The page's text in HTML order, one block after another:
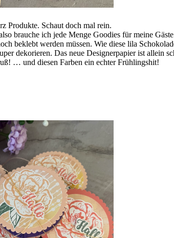
Produkte. Schaut doch mal rein.
brauche ich jede Menge Goodies für meine
beklebt werden müssen. Wie diese lila
dekorieren. Das neue Designerpapier ist allein
… und diesen Farben ein echter Frühlingshit!